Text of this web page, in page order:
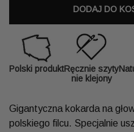
DODAJ DO
Polski produktRęcznie szyty
nie klejony
Gigantyczna kokarda na
polskiego filcu. Specjalnie